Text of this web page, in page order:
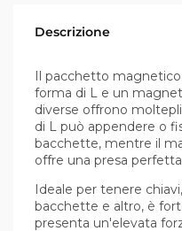
Descrizione
Il pacchetto
forma di L e un
diverse offrono
di L può appendere o
bacchette, mentre il
offre una presa
Ideale per tenere
bacchette e altro, è
presenta un'elevata